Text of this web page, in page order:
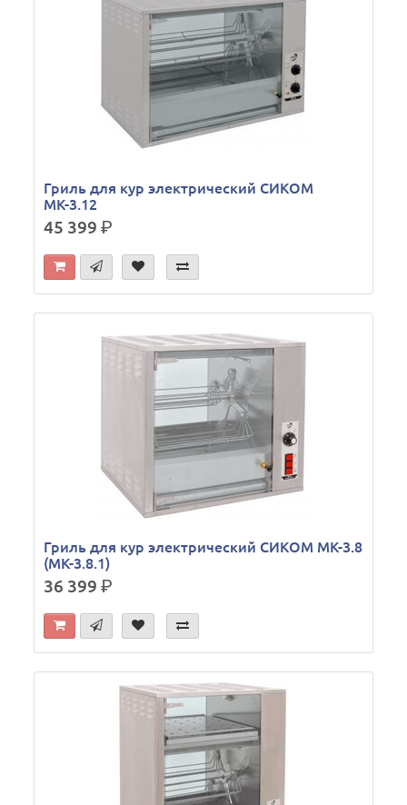
Гриль для кур электрический СИКОМ
МК-3.12
45 399р.
Гриль для кур электрический СИКОМ МК-3.8
(МК-3.8.1)
36 399р.